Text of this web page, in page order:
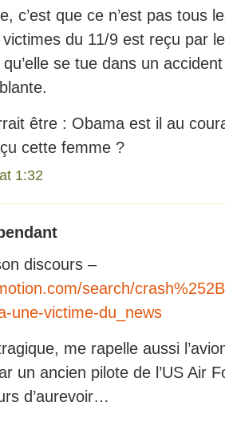
c’est que ce n’est pas tous
du 11/9 est reçu par
se tue dans un
être : Obama est il au
cette femme ?
1:32
discours –
search/
une-victime-du_news
me rapelle aussi
un ancien pilote de l’US Air
d’aurevoir…